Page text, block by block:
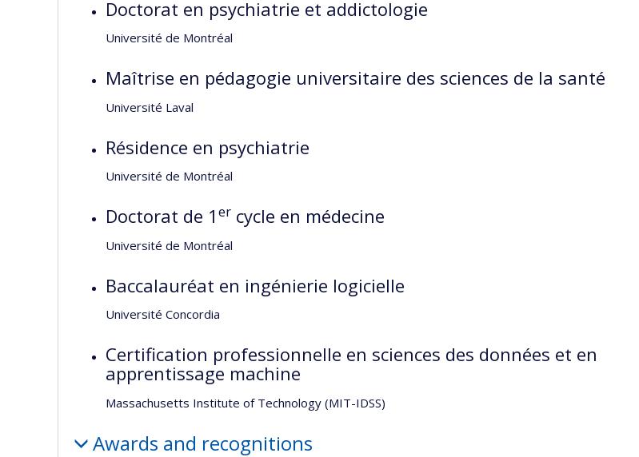
Doctorat en psychiatrie et addictologie
Université de Montréal
Maîtrise en pédagogie universitaire des sciences de la santé
Université Laval
Résidence en psychiatrie
Université de Montréal
Doctorat de 1 er cycle en médecine
Université de Montréal
Baccalauréat en ingénierie logicielle
Université Concordia
Certification professionnelle en sciences des données et en
apprentissage machine
Massachusetts Institute of Technology (MIT-IDSS)
Awards and recognitions